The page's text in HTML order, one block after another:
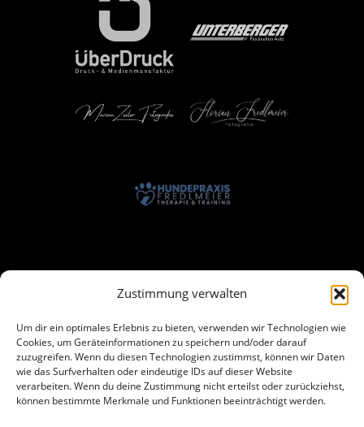
Zustimmung verwalten
Um dir ein optimales Erlebnis zu bieten, verwenden wir Technologien wie
Cookies, um Geräteinformationen zu speichern und/oder darauf
zuzugreifen. Wenn du diesen Technologien zustimmst, können wir Daten
wie das Surfverhalten oder eindeutige IDs auf dieser Website
verarbeiten. Wenn du deine Zustimmung nicht erteilst oder zurückziehst,
können bestimmte Merkmale und Funktionen beeinträchtigt werden.